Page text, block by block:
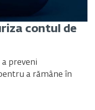
contul de
preveni
a rămâne în